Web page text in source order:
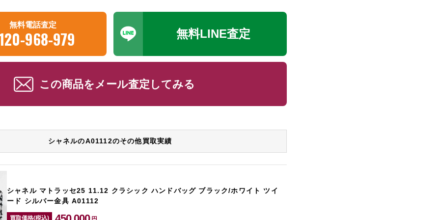
無料電話査定
968-979 無料LINE査定
この商品をメール査定してみる
シャネルのA01112のその他買取実績
シャネル マトラッセ25 11.12 クラシック ハンドバッグ ブラック/ホワイト ツイ
ード シルバー金具 A01112
買取価格(税込)